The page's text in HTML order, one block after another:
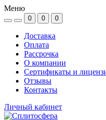
Меню
0 0 0
Доставка
Оплата
Рассрочка
О компании
Сертификаты и
Отзывы
Контакты
Личный кабинет